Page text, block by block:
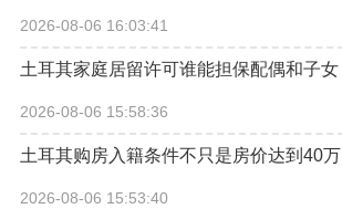
2026-08-06 16:03:41
土耳其家庭居留许可谁能担保配偶和子女
2026-08-06 15:58:36
土耳其购房入籍条件不只是房价达到40
2026-08-06 15:53:40